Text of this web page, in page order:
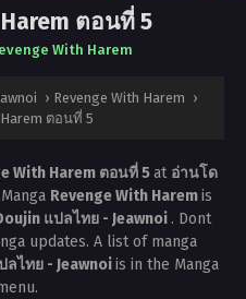
ตอนที่ 5
With Harem
› Revenge With Harem ›
ตอนที่ 5
With Harem ตอนที่ 5at อ่านโด
Revenge With Haremis
แปลไทย - Jeawnoi . Dont
updates. A list of manga
ไทย - Jeawnoiis in the Manga